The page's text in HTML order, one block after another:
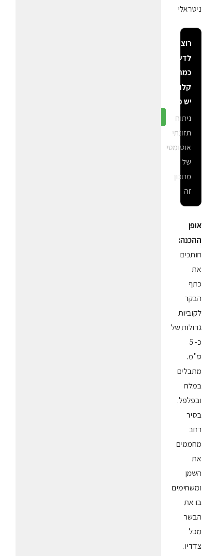
ניטראלי
רוצה
לדעת
כמה
קלוריות
יש פה?
ניתוח
תזונתי
אוטומטי
של
מתכון
זה
אופן
ההכנה:
חותכים
את
כתף
הבקר
לקוביות
גדולות של
כ- 5
ס"מ.
מתבלים
במלח
ובפלפל.
בסיר
רחב
מחממים
את
השמן
ומשחימים
בו את
הבשר
מכל
צדדיו.